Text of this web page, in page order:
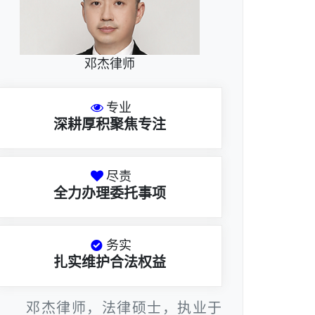
邓杰律师
专业
深耕厚积聚焦专注
尽责
全力办理委托事项
务实
扎实维护合法权益
邓杰律师，法律硕士，执业于